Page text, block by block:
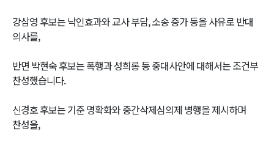
강삼영 후보는 낙인효과와 교사 부담, 소송 증가 등을 사유로 반대
의사를,
반면 박현숙 후보는 폭행과 성희롱 등 중대사안에 대해서는 조건부
찬성했습니다.
신경호 후보는 기준 명확화와 중간삭제심의제 병행을 제시하며
찬성을,